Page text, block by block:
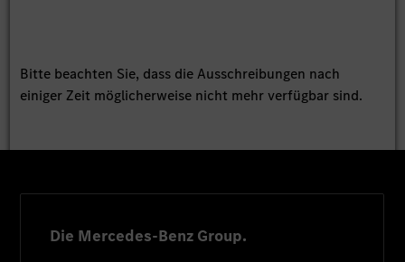
Bitte beachten Sie, dass die Ausschreibungen nach
einiger Zeit möglicherweise nicht mehr verfügbar sind.
Die Mercedes-Benz Group.